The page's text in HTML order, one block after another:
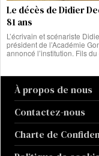
Le décès de Didier
81 ans
L’écrivain et scénariste
président de l’Académie
annoncé l’institution. Fils
À propos de nous
Contactez-nous
Charte de